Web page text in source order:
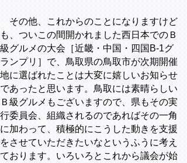
その他、これからのことになりますけど
も、ついこの間開かれました西日本でのＢ
級グルメの大会［近畿・中国・四国B-1グ
ランプリ］で、鳥取県の鳥取市が次期開催
地に選ばれたことは大変に嬉しいお知らせ
であったと思います。鳥取には素晴らしい
Ｂ級グルメもございますので、県もその実
行委員会、組織されるのであればその一角
に加わって、積極的にこうした動きを支援
をさせていただきたいなというふうに考え
ております。いろいろとこれから議会が始